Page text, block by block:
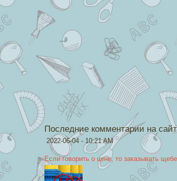
Последние комментарии на
2022-06-04 - 10:21 AM
Если говорить о цене, то заказывать